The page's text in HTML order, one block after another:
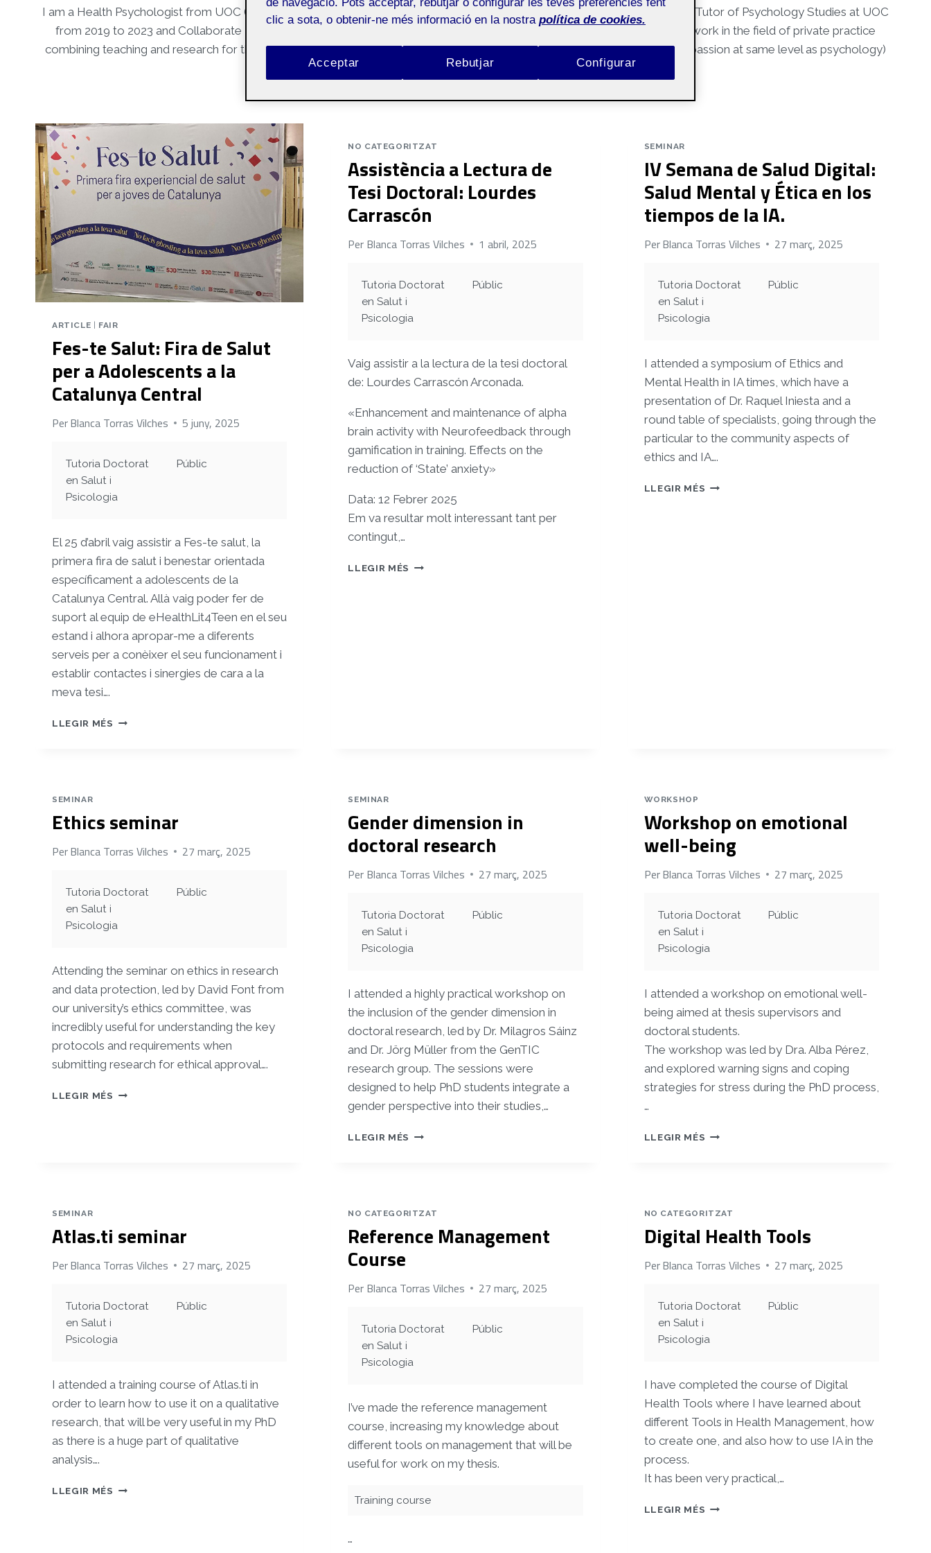
I am a Health Psychologist from UOC (2020) with a Master's Degree in Child and Adolescent Intervention from UOC (2024). Tutor of Psychology Studies at UOC
from 2019 to 2023 and Collaborate Professor at the Faculty of Psychology and Educational Sciences, UOC, from 2023. I work in the field of private practice
combining teaching and research for the doctoral thesis. Additionally I'm a mom of three and a Lindyhopper (dancing is my passion at same level as psychology)
ARTICLE FAIR
Fes-te Salut: Fira de Salut
per a Adolescents a la
Catalunya Central
PerBlanca Torras Vilches 5 juny, 2025
Tutoria Doctorat
en Salut i
Psicologia
Públic
El 25 d’abril vaig assistir a Fes-te salut, la
primera fira de salut i benestar orientada
específicament a adolescents de la
Catalunya Central. Allà vaig poder fer de
suport al equip de eHealthLit4Teen en el seu
estand i alhora apropar-me a diferents
serveis per a conèixer el seu funcionament i
establir contactes i sinergies de cara a la
meva tesi….
LLEGIR MÉS FES-
A
A
CENTRAL
NO CATEGORITZAT
Assistència a Lectura de
Tesi Doctoral: Lourdes
Carrascón
Per Blanca Torras Vilches 1 abril, 2025
Tutoria Doctorat
en Salut i
Psicologia
Públic
Vaig assistir a la lectura de la tesi doctoral
de: Lourdes Carrascón Arconada.
«Enhancement and maintenance of alpha
brain activity with Neurofeedback through
gamification in training. Effects on the
reduction of ‘State’ anxiety»
Data: 12 Febrer 2025
Em va resultar molt interessant tant per
contingut,…
LLEGIR MÉS ASSISTÈNCIA
SEMINAR
IV Semana de Salud Digital:
Salud Mental y Ética en los
tiempos de la IA.
PerBlanca Torras Vilches 27 març, 2025
Tutoria Doctorat
en Salut i
Psicologia
Públic
I attended a symposium of Ethics and
Mental Health in IA times, which have a
presentation of Dr. Raquel Iniesta and a
round table of specialists, going through the
particular to the community aspects of
ethics and IA….
LLEGIR MÉS
SEMINAR
Ethics seminar
PerBlanca Torras Vilches 27 març, 2025
Tutoria Doctorat
en Salut i
Psicologia
Públic
Attending the seminar on ethics in research
and data protection, led by David Font from
our university’s ethics committee, was
incredibly useful for understanding the key
protocols and requirements when
submitting research for ethical approval….
LLEGIR MÉS ETHICS
SEMINAR
Gender dimension in
doctoral research
Per Blanca Torras Vilches 27 març, 2025
Tutoria Doctorat
en Salut i
Psicologia
Públic
I attended a highly practical workshop on
the inclusion of the gender dimension in
doctoral research, led by Dr. Milagros Sáinz
and Dr. Jörg Müller from the GenTIC
research group. The sessions were
designed to help PhD students integrate a
gender perspective into their studies,…
LLEGIR MÉS GENDER
WORKSHOP
Workshop on emotional
well-being
PerBlanca Torras Vilches 27 març, 2025
Tutoria Doctorat
en Salut i
Psicologia
Públic
I attended a workshop on emotional well-
being aimed at thesis supervisors and
doctoral students.
The workshop was led by Dra. Alba Pérez,
and explored warning signs and coping
strategies for stress during the PhD process,
…
LLEGIR MÉS WORKSHOP
SEMINAR
Atlas.ti seminar
PerBlanca Torras Vilches 27 març, 2025
Tutoria Doctorat
en Salut i
Psicologia
Públic
I attended a training course of Atlas.ti in
order to learn how to use it on a qualitative
research, that will be very useful in my PhD
as there is a huge part of qualitative
analysis….
LLEGIR MÉS ATLAS.TI
NO CATEGORITZAT
Reference Management
Course
Per Blanca Torras Vilches 27 març, 2025
Tutoria Doctorat
en Salut i
Psicologia
Públic
I’ve made the reference management
course, increasing my knowledge about
different tools on management that will be
useful for work on my thesis.
Training course
…
NO CATEGORITZAT
Digital Health Tools
PerBlanca Torras Vilches 27 març, 2025
Tutoria Doctorat
en Salut i
Psicologia
Públic
I have completed the course of Digital
Health Tools where I have learned about
different Tools in Health Management, how
to create one, and also how to use IA in the
process.
It has been very practical,…
LLEGIR MÉS DIGITAL
clic a sota, o obtenir-ne més informació en la nostra política de cookies.
Rebutjar
Acceptar Configurar